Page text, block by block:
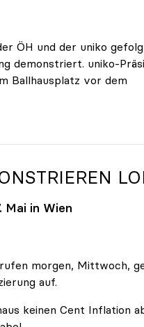
ÖH und der uniko
demonstriert. uniko-
Ballhausplatz vor dem
Mai in Wien
morgen, Mittwoch,
auf.
keinen Cent Inflation